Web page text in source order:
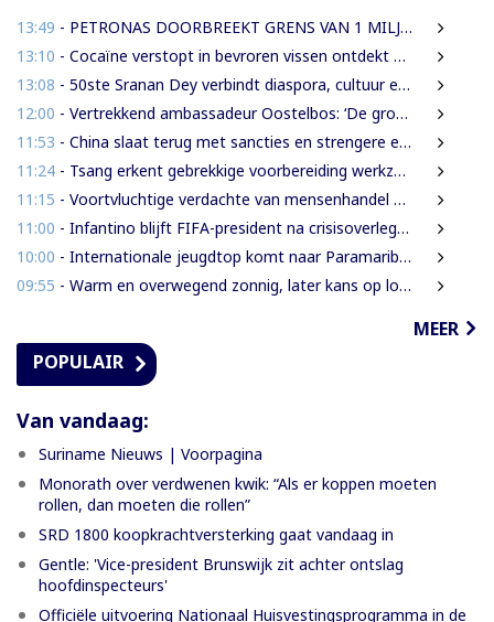
13:49 - PETRONAS DOORBREEKT GRENS VAN 1 MILJARD VATEN IN BLOK 52 | WAT BETEKENT DEZE MIJLPAAL VOOR DE SURINAAMSE ECONOMIE?
13:10 - Cocaïne verstopt in bevroren vissen ontdekt bij douanecontrole
13:08 - 50ste Sranan Dey verbindt diaspora, cultuur en ondernemerschap in New York
12:00 - Vertrekkend ambassadeur Oostelbos: ‘De grootste rijkdom van Suriname zijn de mensen’
11:53 - China slaat terug met sancties en strengere exportregels in handelsconflict met VS
11:24 - Tsang erkent gebrekkige voorbereiding werkzaamheden Domineestraat
11:15 - Voortvluchtige verdachte van mensenhandel uitgeleverd door Guyana
11:00 - Infantino blijft FIFA-president na crisisoverleg en biedt excuses aan
10:00 - Internationale jeugdtop komt naar Paramaribo voor BAITALI COTECC U14 Tennis Cup
09:55 - Warm en overwegend zonnig, later kans op lokale onweersbuien
MEER
POPULAIR
Van vandaag:
Suriname Nieuws | Voorpagina
Monorath over verdwenen kwik: “Als er koppen moeten
rollen, dan moeten die rollen”
SRD 1800 koopkrachtversterking gaat vandaag in
Gentle: 'Vice-president Brunswijk zit achter ontslag
hoofdinspecteurs'
Officiële uitvoering Nationaal Huisvestingsprogramma in de